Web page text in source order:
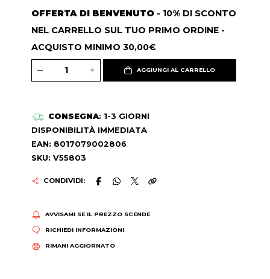
OFFERTA DI BENVENUTO - 10% DI SCONTO
NEL CARRELLO SUL TUO PRIMO ORDINE -
ACQUISTO MINIMO 30,00€
AGGIUNGI AL CARRELLO
CONSEGNA: 1-3 GIORNI
DISPONIBILITÀ IMMEDIATA
EAN: 8017079002806
SKU: V55803
CONDIVIDI:
AVVISAMI SE IL PREZZO SCENDE
RICHIEDI INFORMAZIONI
RIMANI AGGIORNATO